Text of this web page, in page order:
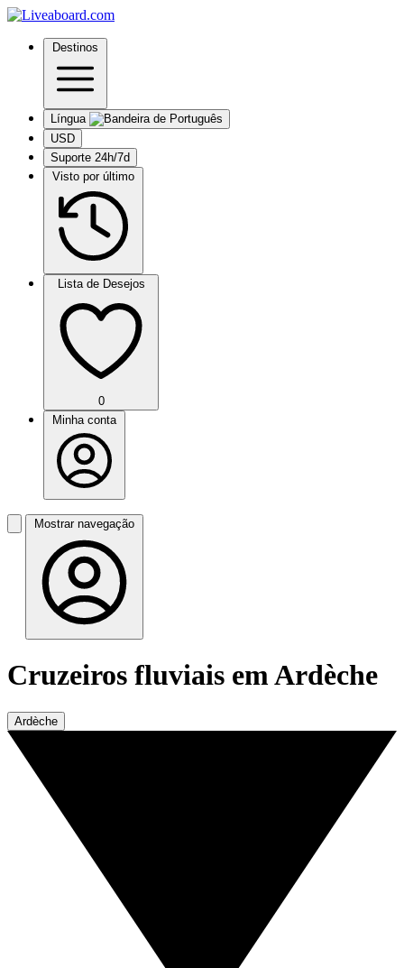
Destinos
Língua
USD
Suporte 24h/7d
Visto por último
Lista de Desejos
0
Minha conta
Mostrar navegação
Cruzeiros fluviais em Ardèche
Ardèche